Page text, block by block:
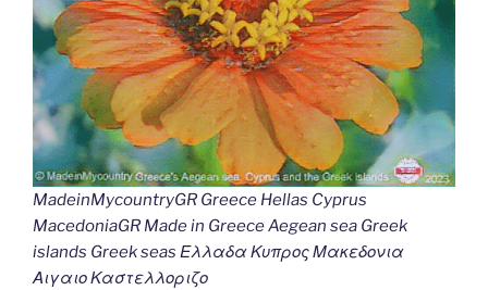
MadeinMycountryGR Greece Hellas Cyprus
MacedoniaGR Made in Greece Aegean sea Greek
islands Greek seas Ελλαδα Κυπρος Μακεδονια
Αιγαιο Καστελλοριζο